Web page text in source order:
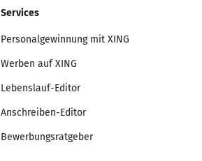
Services
Personalgewinnung mit XING
Werben auf XING
Lebenslauf-Editor
Anschreiben-Editor
Bewerbungsratgeber